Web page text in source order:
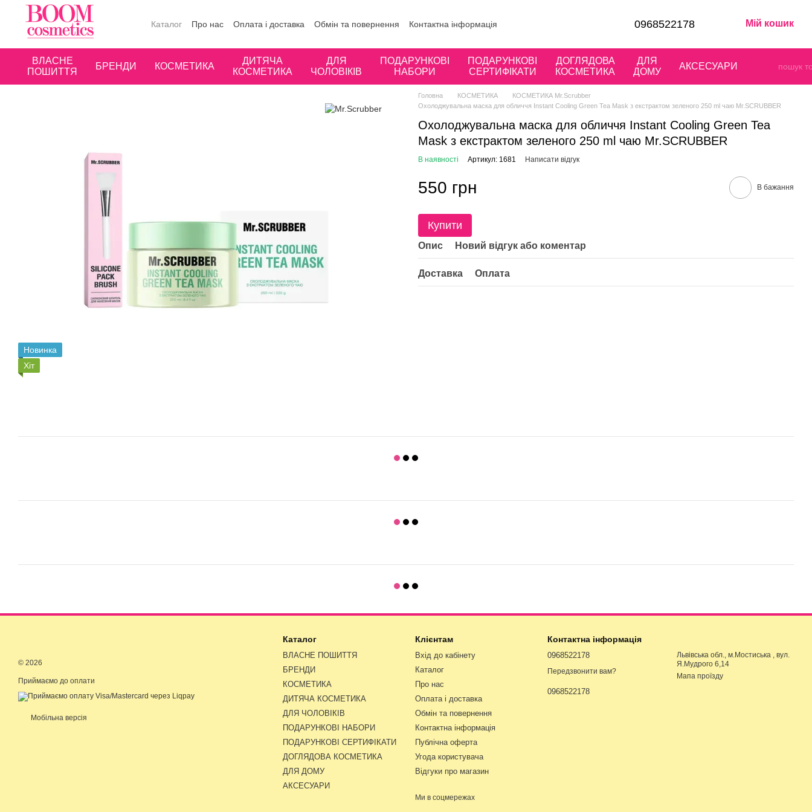
Перейти до основного контенту
Каталог
Про нас Оплата і доставка Обмін та повернення
Контактна інформація
0968522178 Мій кошик
ВЛАСНЕ
ПОШИТТЯ
БРЕНДИ КОСМЕТИКА
ДИТЯЧА
КОСМЕТИКА
ДЛЯ
ЧОЛОВІКІВ
ПОДАРУНКОВІ
НАБОРИ
ПОДАРУНКОВІ
СЕРТИФІКАТИ
ДОГЛЯДОВА
КОСМЕТИКА
ДЛЯ
ДОМУ
АКСЕСУАРИ
Новинка
Хіт
Головна КОСМЕТИКА
КОСМЕТИКА Mr.Scrubber
Охолоджувальна маска для обличчя Instant Cooling Green Tea Mask з екстрактом зеленого 250 ml чаю Mr.SCRUBBER
Охолоджувальна маска для обличчя Instant Cooling Green Tea
Mask з екстрактом зеленого 250 ml чаю Mr.SCRUBBER
В наявності Артикул: 1681 Написати відгук
550 грн В бажання
Купити
Опис Новий відгук або коментар
Доставка Оплата
© 2026
Приймаємо до оплати
Мобільна версія
Каталог
ВЛАСНЕ ПОШИТТЯ
БРЕНДИ
КОСМЕТИКА
ДИТЯЧА КОСМЕТИКА
ДЛЯ ЧОЛОВІКІВ
ПОДАРУНКОВІ НАБОРИ
ПОДАРУНКОВІ СЕРТИФІКАТИ
ДОГЛЯДОВА КОСМЕТИКА
ДЛЯ ДОМУ
АКСЕСУАРИ
Клієнтам
Вхід до кабінету
Каталог
Про нас
Оплата і доставка
Обмін та повернення
Контактна інформація
Публічна оферта
Угода користувача
Відгуки про магазин
Ми в соцмережах
Контактна інформація
0968522178
Передзвонити вам?
0968522178
Львівська обл., м.Мостиська , вул.
Я.Мудрого 6,14
Мапа проїзду